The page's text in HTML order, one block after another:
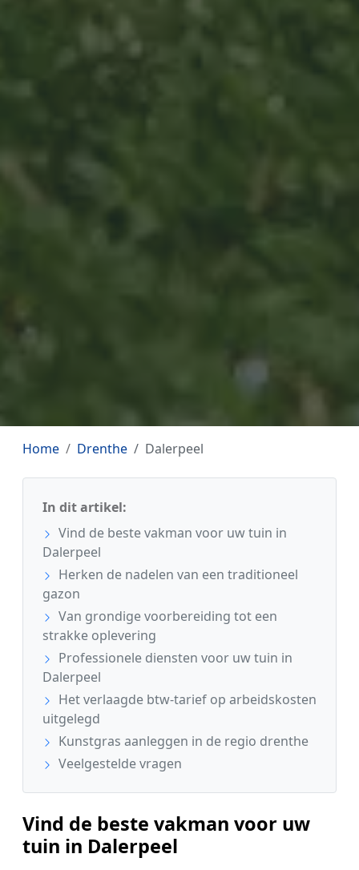
Home Drenthe Dalerpeel
In dit artikel:
Vind de beste vakman voor uw tuin in
Dalerpeel
Herken de nadelen van een traditioneel
gazon
Van grondige voorbereiding tot een
strakke oplevering
Professionele diensten voor uw tuin in
Dalerpeel
Het verlaagde btw-tarief op arbeidskosten
uitgelegd
Kunstgras aanleggen in de regio drenthe
Veelgestelde vragen
Vind de beste vakman voor uw
tuin in Dalerpeel